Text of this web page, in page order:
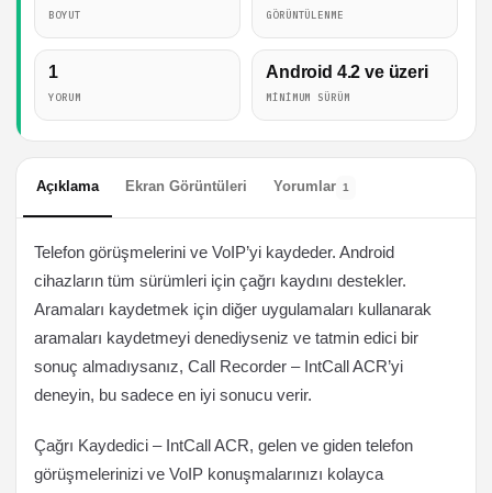
BOYUT GÖRÜNTÜLENME
1
YORUM
Android 4.2 ve üzeri
MINIMUM SÜRÜM
Açıklama Ekran Görüntüleri Yorumlar 1
Telefon görüşmelerini ve VoIP’yi kaydeder. Android
cihazların tüm sürümleri için çağrı kaydını destekler.
Aramaları kaydetmek için diğer uygulamaları kullanarak
aramaları kaydetmeyi denediyseniz ve tatmin edici bir
sonuç almadıysanız, Call Recorder – IntCall ACR’yi
deneyin, bu sadece en iyi sonucu verir.
Çağrı Kaydedici – IntCall ACR, gelen ve giden telefon
görüşmelerinizi ve VoIP konuşmalarınızı kolayca